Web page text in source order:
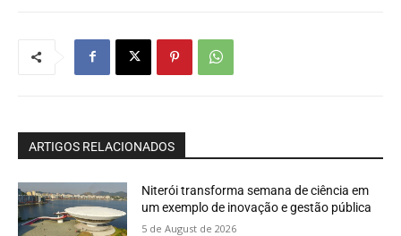
ARTIGOS RELACIONADOS
Niterói transforma semana de ciência em
um exemplo de inovação e gestão pública
5 de August de 2026